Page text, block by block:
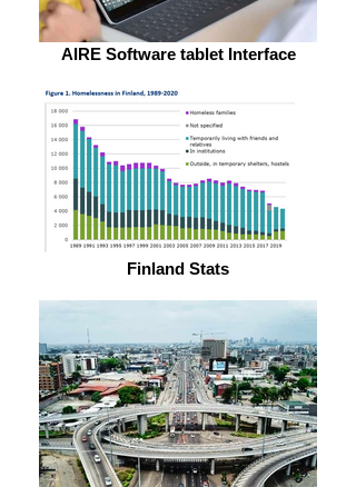
AIRE Software tablet Interface
Finland Stats